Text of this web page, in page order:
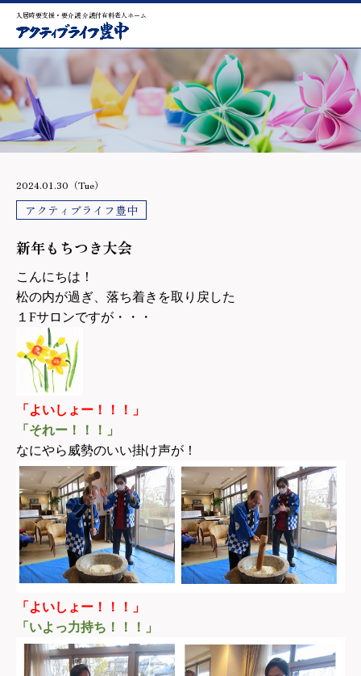
入居時要支援・要介護 介護付有料老人ホーム
2024.01.30（Tue）
アクティブライフ豊中
新年もちつき大会
こんにちは！
松の内が過ぎ、落ち着きを取り戻した
１Fサロンですが・・・
「よいしょー！！！」
「それー！！！」
なにやら威勢のいい掛け声が！
「よいしょー！！！」
「いよっ力持ち！！！」